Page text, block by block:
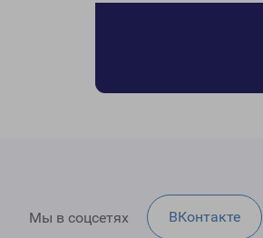
Мы в соцсетях ВКонтакте